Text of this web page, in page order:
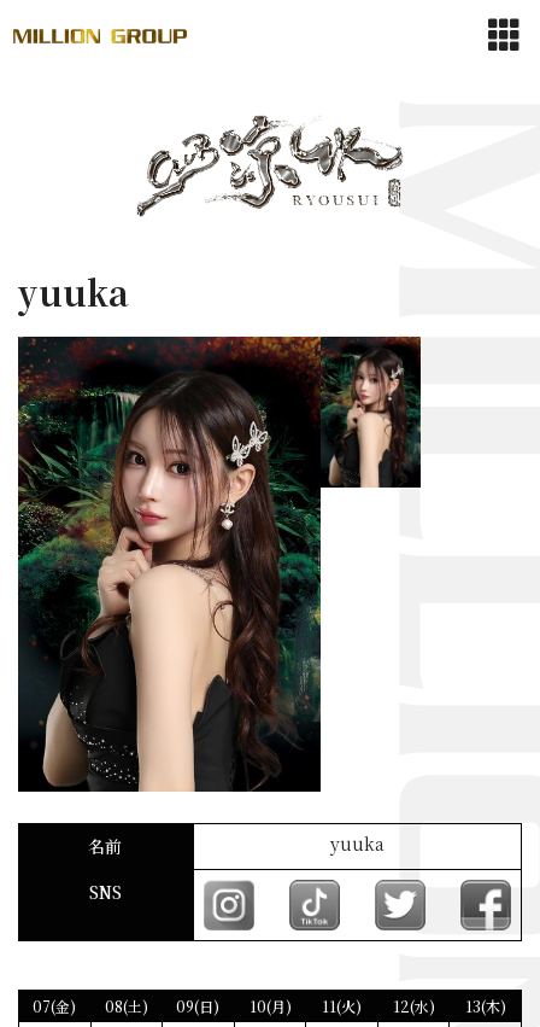
yuuka
名前
yuuka
SNS
07(金) 08(土) 09(日) 10(月) 11(火) 12(水) 13(木)